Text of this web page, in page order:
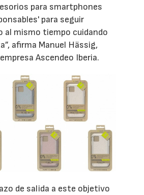
para smartphones
para seguir
al mismo tiempo cuidando
afirma Manuel Hässig,
Ascendeo Iberia.
de salida a este objetivo